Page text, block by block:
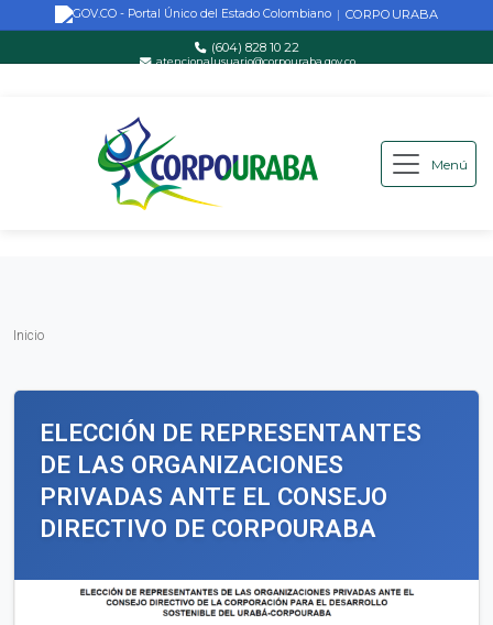
Saltar al contenido principal
| CORPOURABA
(604) 828 10 22
atencionalusuario@corpouraba.gov.co
Menú
Inicio
ELECCIÓN DE REPRESENTANTES
DE LAS ORGANIZACIONES
PRIVADAS ANTE EL CONSEJO
DIRECTIVO DE CORPOURABA